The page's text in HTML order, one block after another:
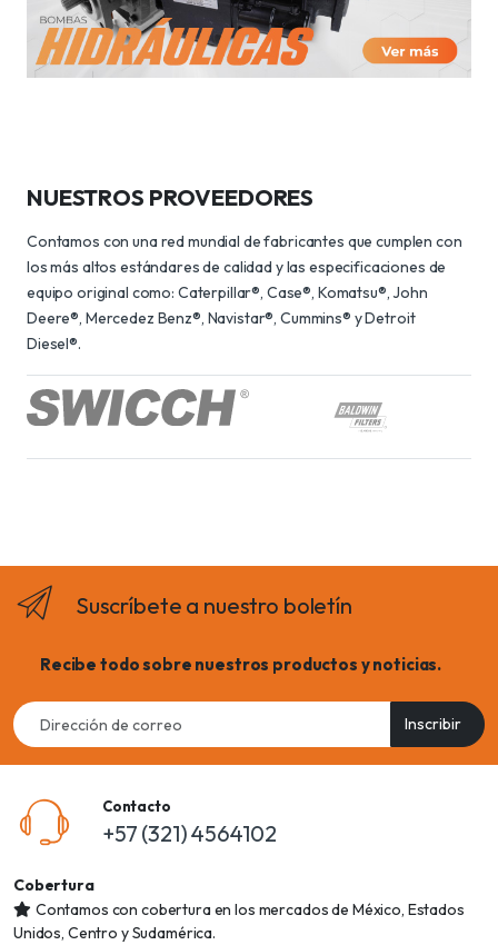
NUESTROS PROVEEDORES
Contamos con una red mundial de fabricantes que cumplen con
los más altos estándares de calidad y las especificaciones de
equipo original como: Caterpillar®, Case®, Komatsu®, John
Deere®, Mercedez Benz®, Navistar®, Cummins® y Detroit
Diesel®.
Suscríbete a nuestro boletín
Recibe todo sobre nuestros productos y noticias.
Email
address
Inscribir
Contacto
+57 (321) 4564102
Cobertura
Contamos con cobertura en los mercados de México, Estados
Unidos, Centro y Sudamérica.